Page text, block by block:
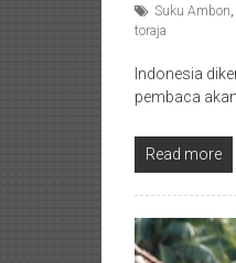
Suku Ambon,
toraja
Indonesia
pembaca
Read more